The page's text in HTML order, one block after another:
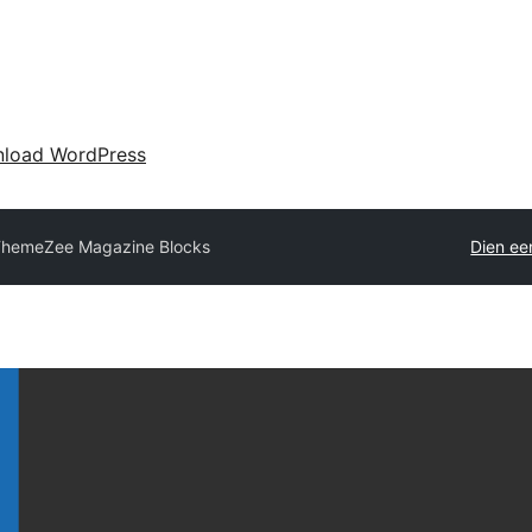
WordPress
Magazine Blocks Dien